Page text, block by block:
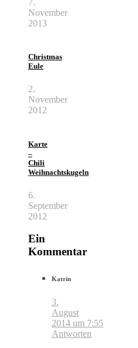
7.
November
2013
Christmas
Eule
2.
November
2012
Karte
–
Chili
Weihnachtskugeln
6.
September
2012
Ein
Kommentar
Katrin
3.
August
2014 um 7:55
Antworten